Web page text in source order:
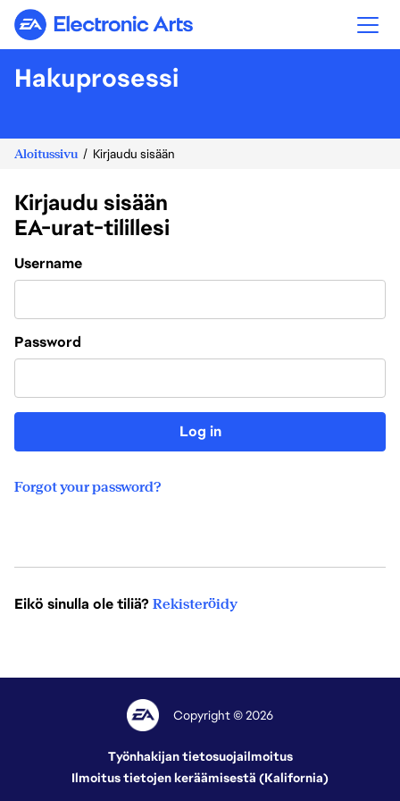
Electronic Arts
Hakuprosessi
Aloitussivu Kirjaudu sisään
Kirjaudu sisään
EA-urat-tilillesi
Login
Username
Password
Log in
Forgot your password?
Eikö sinulla ole tiliä? Rekisteröidy
Copyright © 2026
Työnhakijan tietosuojailmoitus
Ilmoitus tietojen keräämisestä (Kalifornia)